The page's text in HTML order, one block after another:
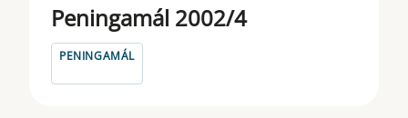
Peningamál 2002/4
PENINGAMÁL